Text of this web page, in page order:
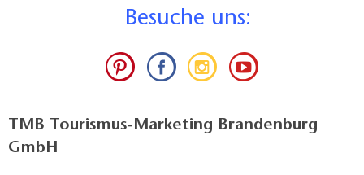
Besuche uns:
TMB Tourismus-Marketing Brandenburg
GmbH